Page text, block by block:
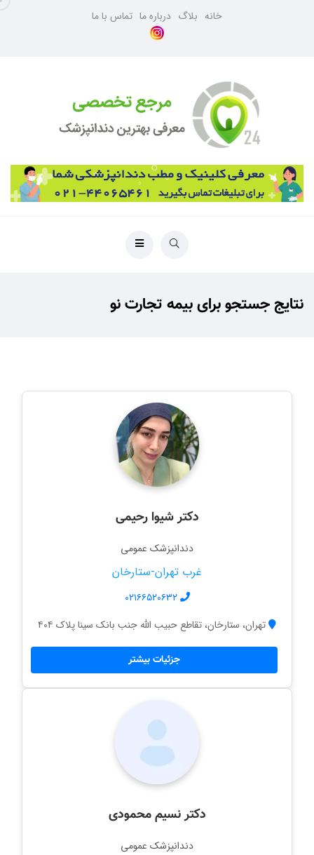
خانه بلاگ درباره ما تماس با ما
نتایج جستجو برای بیمه تجارت نو
دکتر شیوا رحیمی
دندانپزشک عمومی
غرب تهران-ستارخان
۰۲۱۶۶۵۲۰۶۳۲
تهران، ستارخان، تقاطع حبیب الله جنب بانک سینا پلاک ۴۰۴
جزئیات بیشتر
دکتر نسیم محمودی
دندانپزشک عمومی